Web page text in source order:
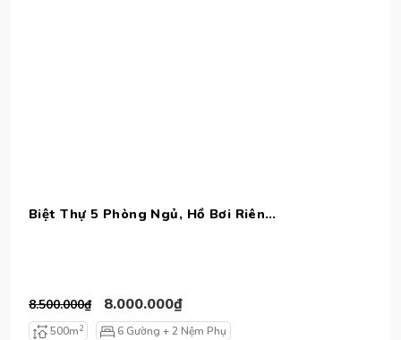
Biệt Thự 5 Phòng Ngủ, Hồ Bơi Riêng, Sát Biển
8.500.000₫ 8.000.000₫
500m2 6 Gường + 2 Nệm Phụ